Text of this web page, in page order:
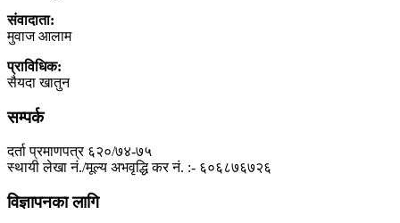
संवादाता:
मुवाज आलाम
प्राविधिक:
सैयदा खातुन
सम्पर्क
दर्ता प्रमाणपत्र ६२०/७४-७५
स्थायी लेखा नं./मूल्य अभवृद्धि कर नं. :- ६०६८७६७२६
विज्ञापनका लागि